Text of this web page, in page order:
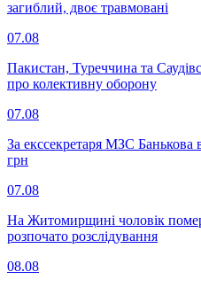
загиблий, двоє травмовані
07.08
Пакистан, Туреччина та
про колективну оборону
07.08
За екссекретаря МЗС Банькова
грн
07.08
На Житомирщині чоловік
розпочато розслідування
08.08